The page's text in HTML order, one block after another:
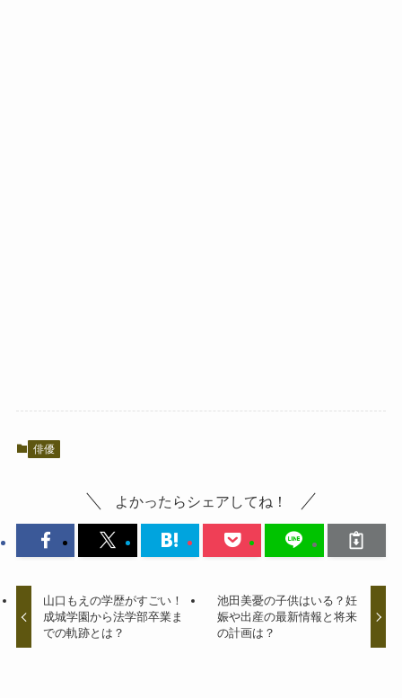
俳優
よかったらシェアしてね！
山口もえの学歴がすごい！
成城学園から法学部卒業ま
での軌跡とは？
池田美憂の子供はいる？妊
娠や出産の最新情報と将来
の計画は？